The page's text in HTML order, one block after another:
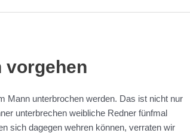
vorgehen
Mann unterbrochen werden. Das ist nicht nur
unterbrechen weibliche Redner fünfmal
sich dagegen wehren können, verraten wir